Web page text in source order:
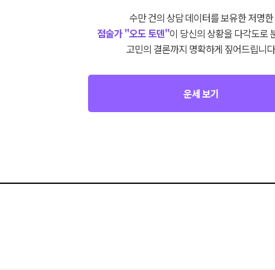
수만 건의 상담 데이터를 보유한 저명한
점술가 "오도 토덴"이 당신의 상황을 다각도로
고민의 결론까지 명확하게 짚어드립니
운세 보기